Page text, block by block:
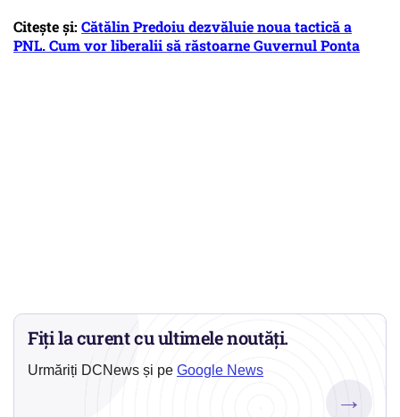
Citește și: Cătălin Predoiu dezvăluie noua tactică a
PNL. Cum vor liberalii să răstoarne Guvernul Ponta
Fiți la curent cu ultimele noutăți.
Urmăriți DCNews și pe Google News
→